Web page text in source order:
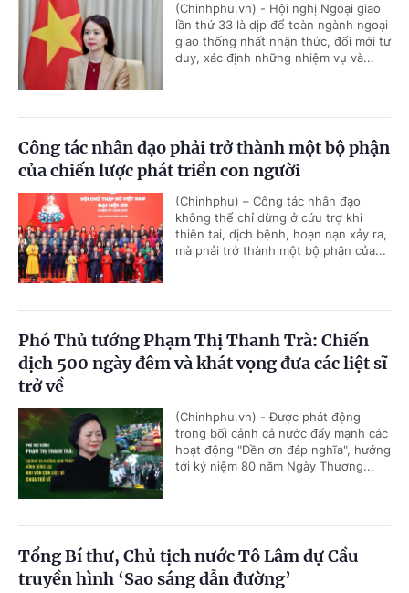
(Chinhphu.vn) - Hội nghị Ngoại giao
lần thứ 33 là dịp để toàn ngành ngoại
giao thống nhất nhận thức, đổi mới tư
duy, xác định những nhiệm vụ và...
Công tác nhân đạo phải trở thành một bộ phận
của chiến lược phát triển con người
(Chinhphu) – Công tác nhân đạo
không thể chỉ dừng ở cứu trợ khi
thiên tai, dịch bệnh, hoạn nạn xảy ra,
mà phải trở thành một bộ phận của...
Phó Thủ tướng Phạm Thị Thanh Trà: Chiến
dịch 500 ngày đêm và khát vọng đưa các liệt sĩ
trở về
(Chinhphu.vn) - Được phát động
trong bối cảnh cả nước đẩy mạnh các
hoạt động "Đền ơn đáp nghĩa", hướng
tới kỷ niệm 80 năm Ngày Thương...
Tổng Bí thư, Chủ tịch nước Tô Lâm dự Cầu
truyền hình ‘Sao sáng dẫn đường’